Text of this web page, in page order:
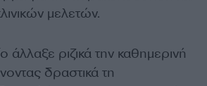
μελετών.
άλλαξε ριζικά την καθημερινή
δραστικά τη